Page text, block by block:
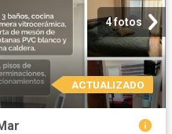
4 fotos
ACTUALIZADO